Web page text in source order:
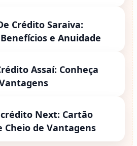
Crédito Saraiva:
e Anuidade
Assaí: Conheça
Next: Cartão
Cheio de Vantagens